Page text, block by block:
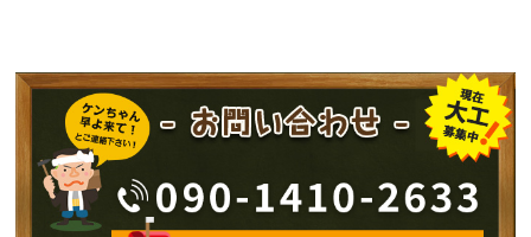
2024年11月
2024年10月
2024年9月
工務店
手加工手刻み
古民家再生